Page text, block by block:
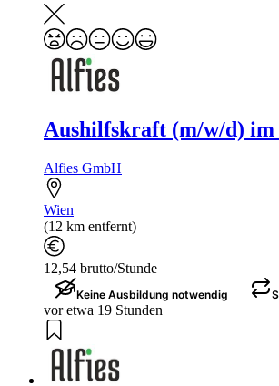
Aushilfskraft (m/w/d)
Alfies GmbH
Wien
(12 km entfernt)
12,54 brutto/Stunde
Keine Ausbildung notwendig
vor etwa 19 Stunden